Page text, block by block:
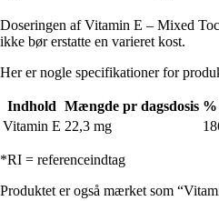
Doseringen af Vitamin E – Mixed
ikke bør erstatte en varieret kost.
Her er nogle specifikationer for
Indhold Mængde pr dagsdosis
Vitamin E 22,3 mg
*RI = referenceindtag
Produktet er også mærket som